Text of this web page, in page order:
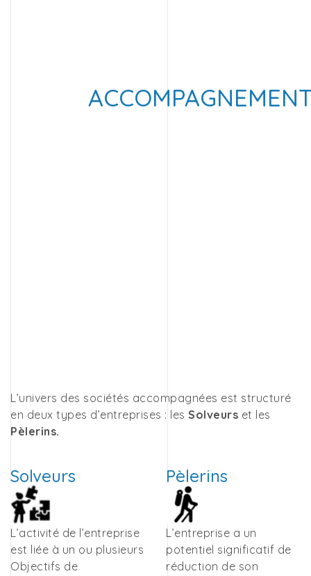
L’univers des sociétés accompagnées est structuré
en deux types d’entreprises : les Solveurs et les
Pèlerins.
Solveurs
L’activité de l’entreprise
est liée à un ou plusieurs
Objectifs de
Pèlerins
L’entreprise a un
potentiel significatif de
réduction de son